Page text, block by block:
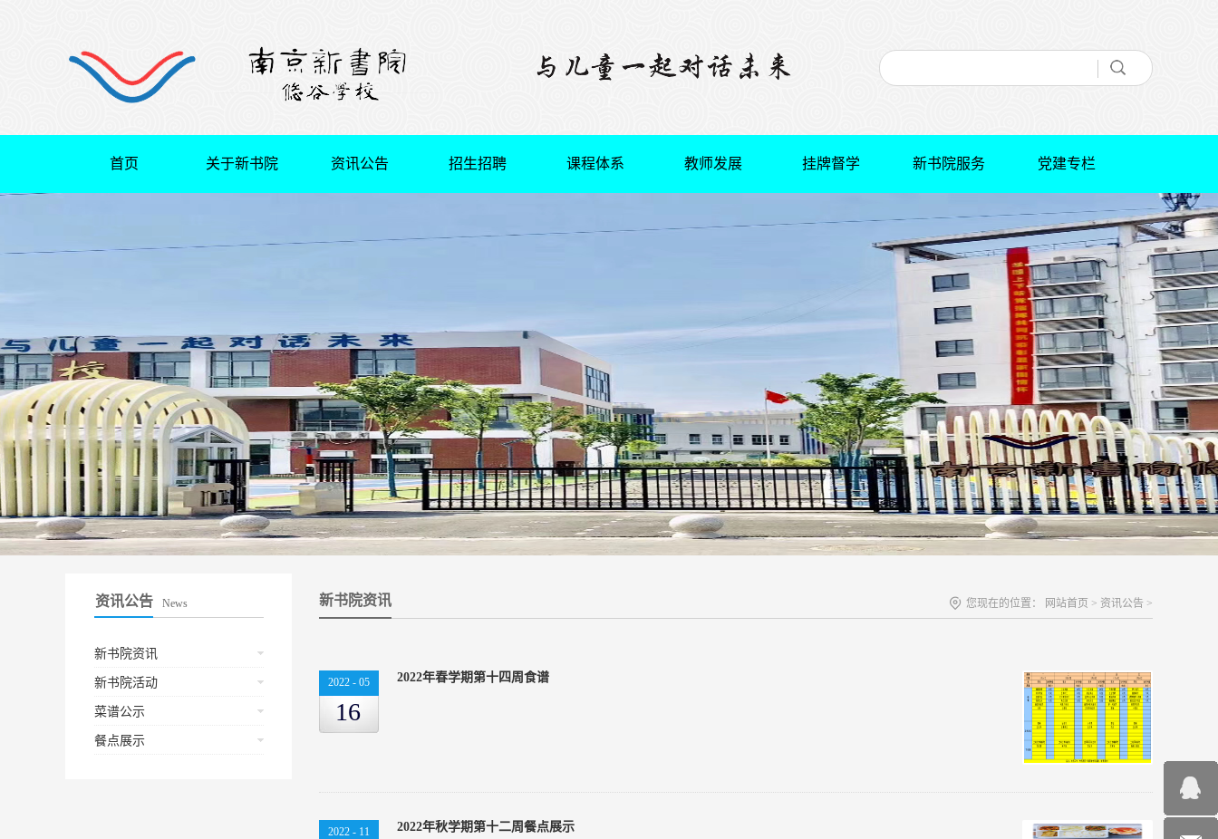
首页 关于新书院 资讯公告 招生招聘 课程体系 教师发展 挂牌督学 新书院服务 党建专栏
资讯公告 News
新书院资讯
新书院活动
菜谱公示
餐点展示
新书院资讯 您现在的位置： 网站首页 > 资讯公告 >
2022 - 05
16
2022年春学期第十四周食谱
2022 - 11 2022年秋学期第十二周餐点展示